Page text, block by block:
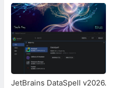
JetBrains DataSpell v2026.